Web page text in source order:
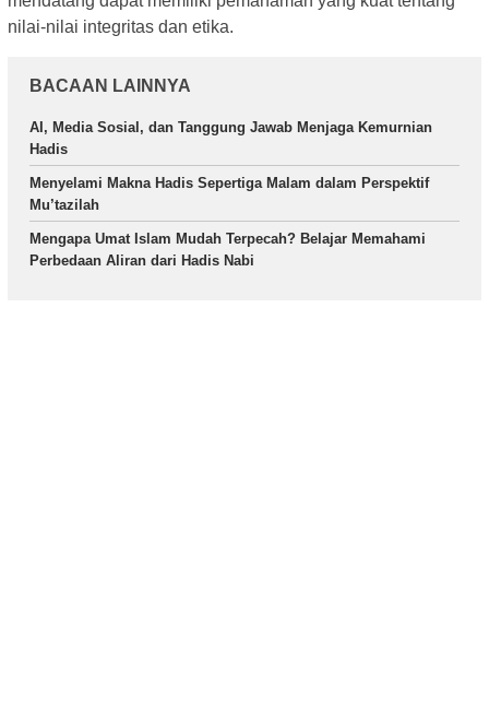
nilai-nilai integritas dan etika.
BACAAN LAINNYA
AI, Media Sosial, dan Tanggung Jawab Menjaga Kemurnian
Hadis
Menyelami Makna Hadis Sepertiga Malam dalam Perspektif
Mu’tazilah
Mengapa Umat Islam Mudah Terpecah? Belajar Memahami
Perbedaan Aliran dari Hadis Nabi